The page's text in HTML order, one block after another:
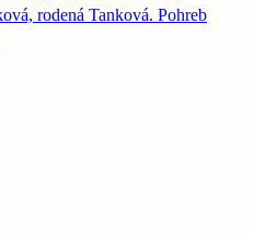
rodená Tanková. Pohreb